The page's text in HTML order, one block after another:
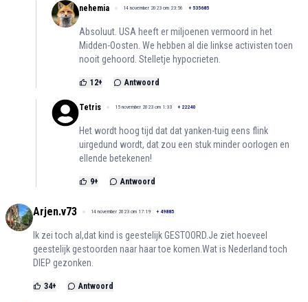
nehemia 14 november 2023 om 23:56 + 535685
Absoluut. USA heeft er miljoenen vermoord in het
Midden-Oosten. We hebben al die linkse activisten toen
nooit gehoord. Stelletje hypocrieten.
12+ Antwoord
Tetris 15 november 2023 om 1:33 + 22240
Het wordt hoog tijd dat dat yanken-tuig eens flink
uirgedund wordt, dat zou een stuk minder oorlogen en
ellende betekenen!
9+ Antwoord
Arjen.v73 14 november 2023 om 17:19 + 49885
Ik zei toch al,dat kind is geestelijk GESTOORD.Je ziet hoeveel
geestelijk gestoorden naar haar toe komen.Wat is Nederland toch
DIEP gezonken.
34+ Antwoord